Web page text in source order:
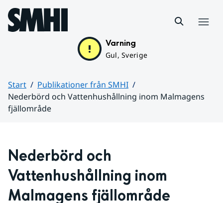
Hoppa till sidans innehåll
Varning
Gul, Sverige
Start
Publikationer från SMHI
Nederbörd och Vattenhushållning inom Malmagens
fjällområde
Nederbörd och
Vattenhushållning inom
Malmagens fjällområde